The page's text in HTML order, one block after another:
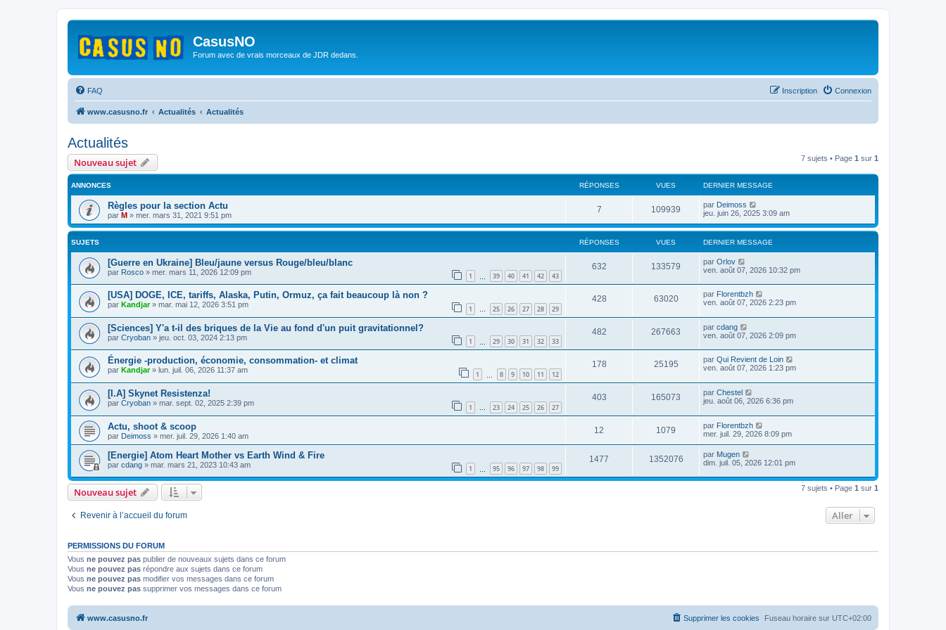
CasusNO
Forum avec de vrais morceaux de JDR dedans.
FAQ Connexion
Inscription
www.casusno.fr Actualités Actualités
Actualités
Nouveau sujet 7 sujets • Page 1 sur 1
ANNONCES RÉPONSES VUES DERNIER MESSAGE
Règles pour la section Actu
par M » mer. mars 31, 2021 9:51 pm
7 109939 par Deimoss
jeu. juin 26, 2025 3:09 am
SUJETS RÉPONSES VUES DERNIER MESSAGE
[Guerre en Ukraine] Bleu/jaune versus Rouge/bleu/blanc
par Rosco » mer. mars 11, 2026 12:09 pm 1 39 40 41 42 43
632 133579 par Orlov
ven. août 07, 2026 10:32 pm
[USA] DOGE, ICE, tariffs, Alaska, Putin, Ormuz, ça fait beaucoup là non ?
par Kandjar» mar. mai 12, 2026 3:51 pm 1 … 25 26 27 28 29
428 63020 par Florentbzh
ven. août 07, 2026 2:23 pm
[Sciences] Y'a t-il des briques de la Vie au fond d'un puit gravitationnel?
par Cryoban » jeu. oct. 03, 2024 2:13 pm 1 29 30 31 32 33
482 267663 par cdang
ven. août 07, 2026 2:09 pm
Énergie -production, économie, consommation- et climat
par Kandjar» lun. juil. 06, 2026 11:37 am 1 8 9 10 11 12
178 25195 par Qui Revient de Loin
ven. août 07, 2026 1:23 pm
[I.A] Skynet Resistenza!
par Cryoban » mar. sept. 02, 2025 2:39 pm 1 … 23 24 25 26 27
403 165073 par Chestel
jeu. août 06, 2026 6:36 pm
Actu, shoot & scoop
par Deimoss » mer. juil. 29, 2026 1:40 am
12 1079 par Florentbzh
mer. juil. 29, 2026 8:09 pm
[Energie] Atom Heart Mother vs Earth Wind & Fire
par cdang » mar. mars 21, 2023 10:43 am 1 95 96 97 98 99
1477 1352076 par Mugen
dim. juil. 05, 2026 12:01 pm
Nouveau sujet 7 sujets • Page 1 sur 1
Revenir à l’accueil du forum Aller
PERMISSIONS DU FORUM
Vous ne pouvez pas publier de nouveaux sujets dans ce forum
Vous ne pouvez pas répondre aux sujets dans ce forum
Vous ne pouvez pas modifier vos messages dans ce forum
Vous ne pouvez pas supprimer vos messages dans ce forum
www.casusno.fr Fuseau horaire sur UTC+02:00
Supprimer les cookies